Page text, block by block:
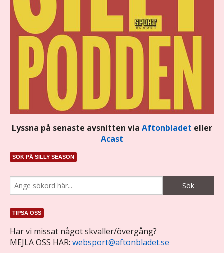
Lyssna på senaste avsnitten via Aftonbladet eller
Acast
SÖK PÅ SILLY SEASON
TIPSA OSS
Har vi missat något skvaller/övergång?
MEJLA OSS HÄR: websport@aftonbladet.se